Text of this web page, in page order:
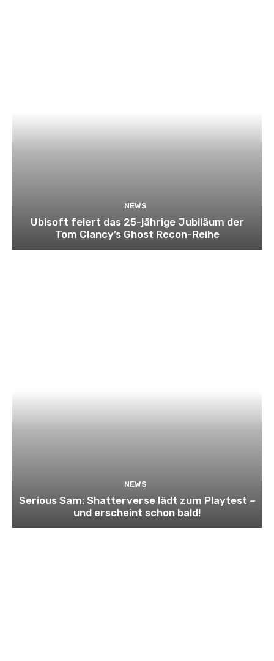
NEWS
Ubisoft feiert das 25-jährige Jubiläum der
Tom Clancy’s Ghost Recon-Reihe
NEWS
Serious Sam: Shatterverse lädt zum Playtest –
und erscheint schon bald!